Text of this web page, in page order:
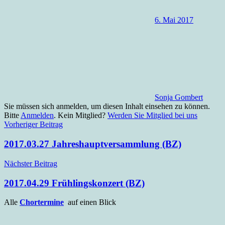
6. Mai 2017
Sonja Gombert
Sie müssen sich anmelden, um diesen Inhalt einsehen zu können.
BitteAnmelden. Kein Mitglied? Werden Sie Mitglied bei uns
Archiv
intern
Beitragsnavigation
Vorheriger Beitrag
2017.03.27 Jahreshauptversammlung (BZ)
Nächster Beitrag
2017.04.29 Frühlingskonzert (BZ)
Alle Chortermine auf einen Blick